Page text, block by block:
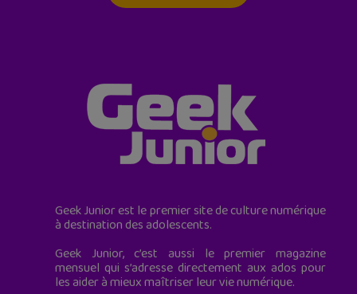
Geek Junior est le premier site de culture numérique
à destination des adolescents.
Geek Junior, c’est aussi le premier magazine
mensuel qui s’adresse directement aux ados pour
les aider à mieux maîtriser leur vie numérique.